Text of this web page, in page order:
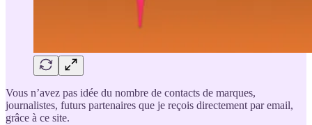
Vous n’avez pas idée du nombre de contacts de marques,
journalistes, futurs partenaires que je reçois directement par email,
grâce à ce site.